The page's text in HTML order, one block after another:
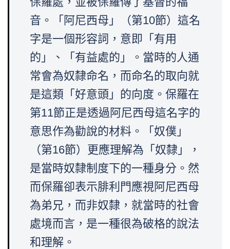
音。「阿尼西母」（第10節）這名
字是一個形容詞，意即「有用
的」、「有益處的」。當時的人通
常會為奴隸命名，而命名的取向就
是這類「好意頭」的向度。保羅在
第11節正是透過阿尼西母這名字的
意思作為勸說的材料。「奴僕」
（第16節）更應理解為「奴隸」，
是當時奴隸制度下的一種身分。然
而保羅卻表示腓利門應視阿尼西母
為弟兄，而非奴隸，就當時的社會
處境而言，是一種很為破格的說法
和理解。